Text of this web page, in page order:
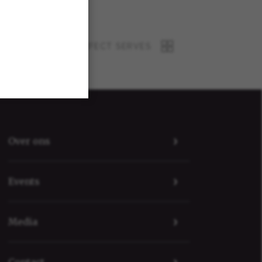
Over ons
Events
Media